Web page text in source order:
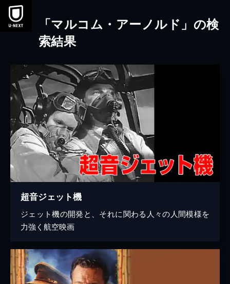
本文へスキップ
「マルコム・アーノルド」の検
索結果
超音ジェット機
ジェット機の開発と、それに関わる人々の人間模様を
力強く航空映画